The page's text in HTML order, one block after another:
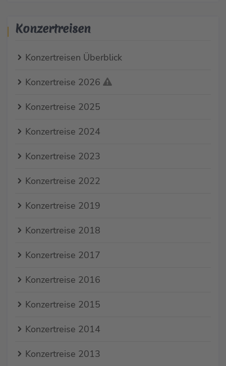
Konzertreisen
Konzertreisen Überblick
Konzertreise 2026
Konzertreise 2025
Konzertreise 2024
Konzertreise 2023
Konzertreise 2022
Konzertreise 2019
Konzertreise 2018
Konzertreise 2017
Konzertreise 2016
Konzertreise 2015
Konzertreise 2014
Konzertreise 2013